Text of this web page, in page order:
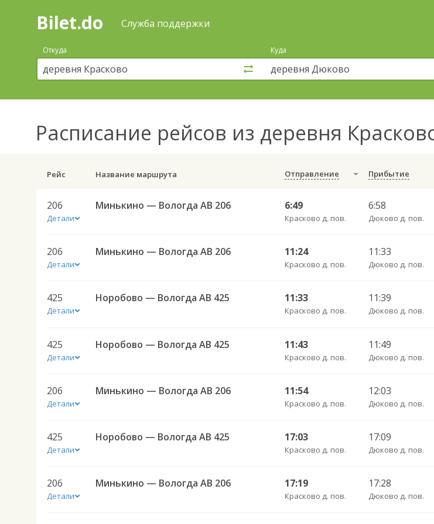
Поиск
покупка
билетов
автобус
онлайн
Bilet.do Служба поддержки
Откуда Куда
Расписание рейсов из деревня
Рейс Название маршрута Отправление Прибытие
206
Детали
Минькино — Вологда АВ 206 6:49
Красково д. пов.
6:58
Дюково д. пов.
206
Детали
Минькино — Вологда АВ 206 11:24
Красково д. пов.
11:33
Дюково д. пов.
425
Детали
Норобово — Вологда АВ 425 11:33
Красково д. пов.
11:39
Дюково д. пов.
425
Детали
Норобово — Вологда АВ 425 11:43
Красково д. пов.
11:49
Дюково д. пов.
206
Детали
Минькино — Вологда АВ 206 11:54
Красково д. пов.
12:03
Дюково д. пов.
425
Детали
Норобово — Вологда АВ 425 17:03
Красково д. пов.
17:09
Дюково д. пов.
206
Детали
Минькино — Вологда АВ 206 17:19
Красково д. пов.
17:28
Дюково д. пов.